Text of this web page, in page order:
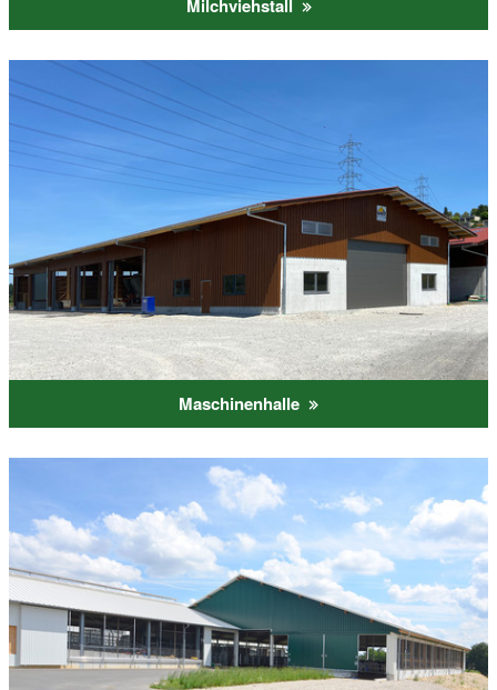
Milchviehstall
Maschinenhalle